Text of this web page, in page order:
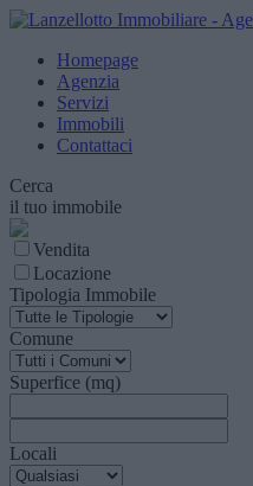
Homepage
Agenzia
Servizi
Immobili
Contattaci
Cerca
il tuo immobile
Vendita
Locazione
Tipologia Immobile
Comune
Superfice (mq)
Locali